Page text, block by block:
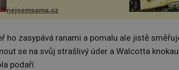
a díky tomu vznikají rozmanité a
chuťově bohaté pokrmy, které
rozhodně st...
nejsemsama.cz
ho zasypává ranami a pomalu ale jistě
se na svůj strašlivý úder a Walcotta
podaří.